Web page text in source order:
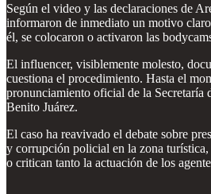
Según el video y las declaraciones de
informaron de inmediato un motivo
él, se colocaron o activaron las
El influencer, visiblemente molesto,
cuestiona el procedimiento. Hasta el
pronunciamiento oficial de la Secretaría
Benito Juárez.
El caso ha reavivado el debate sobre
y corrupción policial en la zona
o critican tanto la actuación de los